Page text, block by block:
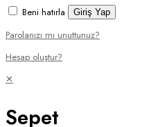
Beni hatırla
Giriş Yap
Parolanızı mı unuttunuz?
Hesap oluştur?
✕
Sepet